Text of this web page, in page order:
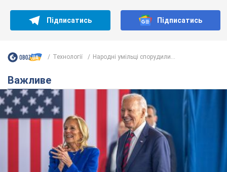
Підписатись Підписатись
Технології Народні умільці спорудили...
Важливе